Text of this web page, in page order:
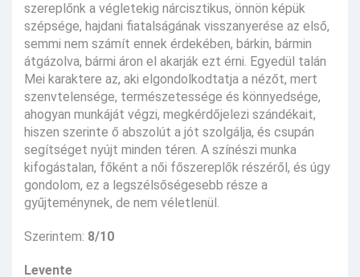
szereplőnk a végletekig nárcisztikus, önnön képük
szépsége, hajdani fiatalságának visszanyerése az első,
semmi nem számít ennek érdekében, bárkin, bármin
átgázolva, bármi áron el akarják ezt érni. Egyedül talán
Mei karaktere az, aki elgondolkodtatja a nézőt, mert
szenvtelensége, természetessége és könnyedsége,
ahogyan munkáját végzi, megkérdőjelezi szándékait,
hiszen szerinte ő abszolút a jót szolgálja, és csupán
segítséget nyújt minden téren. A színészi munka
kifogástalan, főként a női főszereplők részéről, és úgy
gondolom, ez a legszélsőségesebb része a
gyűjteménynek, de nem véletlenül.
Szerintem: 8/10
Levente